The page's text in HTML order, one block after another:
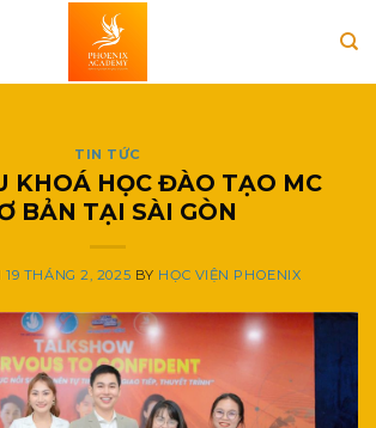
TIN TỨC
KHOÁ HỌC ĐÀO TẠO MC
BẢN TẠI SÀI GÒN
19 THÁNG 2, 2025 BY HỌC VIỆN PHOENIX